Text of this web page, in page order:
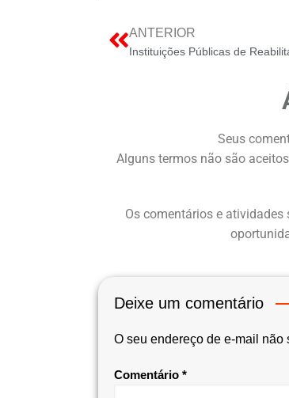
ANTERIOR
Seus
Alguns termos não são
Os comentários e atividades
Deixe um comentário
O seu endereço de e-mail não
Comentário *